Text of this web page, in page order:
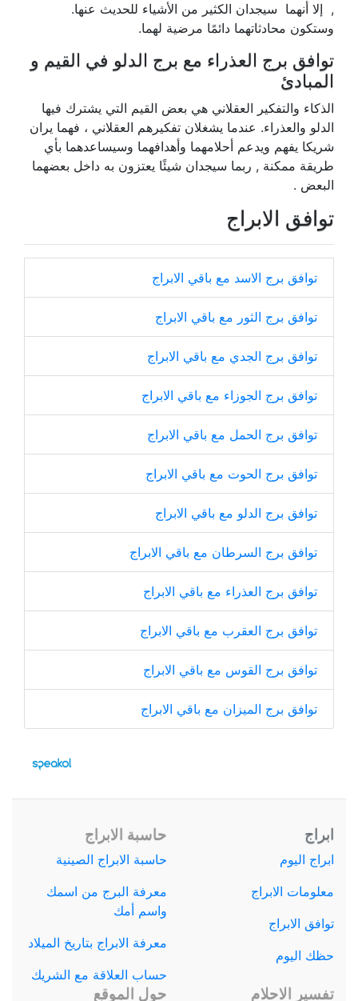
, إلا أنهما سيجدان الكثير من الأشياء للحديث عنها.
وستكون محادثاتهما دائمًا مرضية لهما.
توافق برج العذراء مع برج الدلو في القيم و
المبادئ
الذكاء والتفكير العقلاني هي بعض القيم التي يشترك فيها
الدلو والعذراء. عندما يشغلان تفكيرهم العقلاني ، فهما يران
شريكا يفهم ويدعم أحلامهما وأهدافهما وسيساعدهما بأي
طريقة ممكنة , ربما سيجدان شيئًا يعتزون به داخل بعضهما
البعض .
توافق الابراج
توافق برج الاسد مع باقي الابراج
توافق برج الثور مع باقي الابراج
توافق برج الجدي مع باقي الابراج
توافق برج الجوزاء مع باقي الابراج
توافق برج الحمل مع باقي الابراج
توافق برج الحوت مع باقي الابراج
توافق برج الدلو مع باقي الابراج
توافق برج السرطان مع باقي الابراج
توافق برج العذراء مع باقي الابراج
توافق برج العقرب مع باقي الابراج
توافق برج القوس مع باقي الابراج
توافق برج الميزان مع باقي الابراج
ابراج
ابراج اليوم
معلومات الابراج
توافق الابراج
حظك اليوم
حاسبة الابراج
حاسبة الابراج الصينية
معرفة البرج من اسمك
واسم أمك
معرفة الابراج بتاريخ الميلاد
حساب العلاقة مع الشريك
تفسير الاحلام حول الموقع